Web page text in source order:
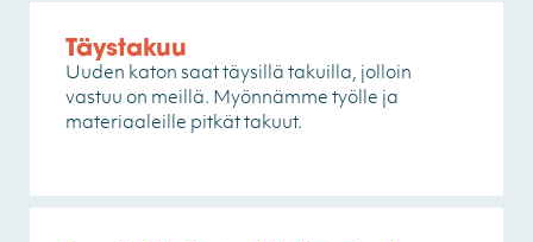
Täystakuu
Uuden katon saat täysillä takuilla, jolloin
vastuu on meillä. Myönnämme työlle ja
materiaaleille pitkät takuut.